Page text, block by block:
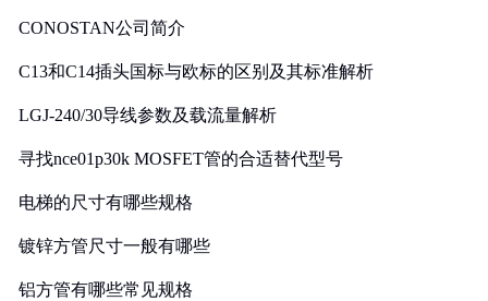
CONOSTAN公司简介
C13和C14插头国标与欧标的区别及其标准解析
LGJ-240/30导线参数及载流量解析
寻找nce01p30k MOSFET管的合适替代型号
电梯的尺寸有哪些规格
镀锌方管尺寸一般有哪些
铝方管有哪些常见规格